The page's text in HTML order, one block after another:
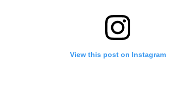
View this post on Instagram